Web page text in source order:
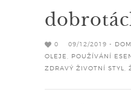
0 09/12/2019 -
OLEJE
POUŽÍVÁNÍ
ZDRAVÝ ŽIVOTNÍ STYL